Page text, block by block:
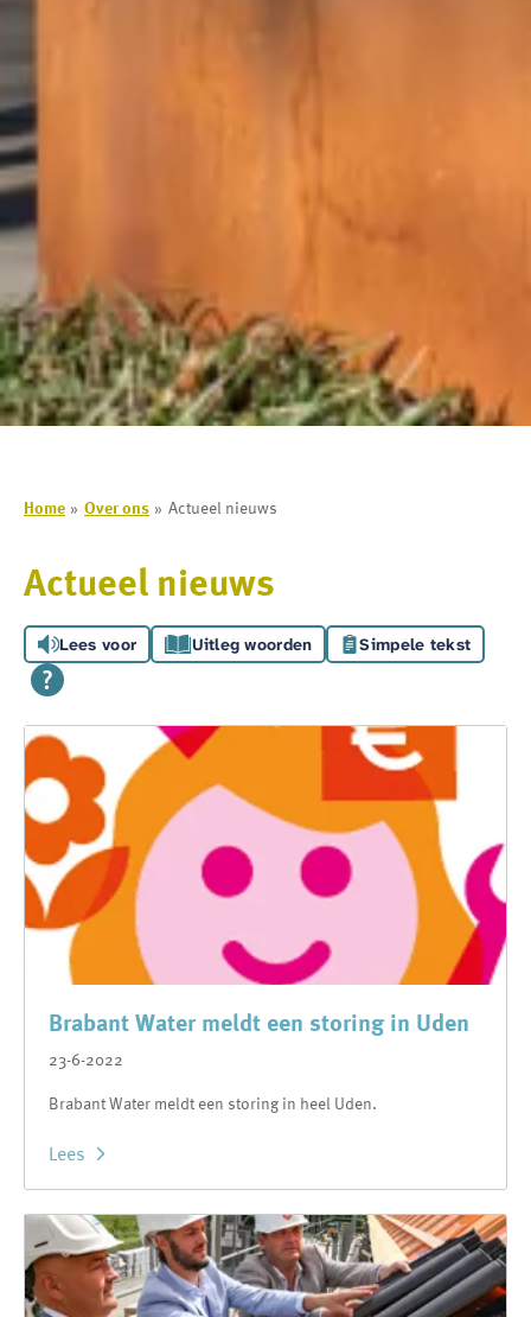
Home Over ons Actueel nieuws
Actueel nieuws
Lees voor Uitleg woorden Simpele tekst
Brabant Water meldt een storing in Uden
23-6-2022
Brabant Water meldt een storing in heel Uden.
Lees